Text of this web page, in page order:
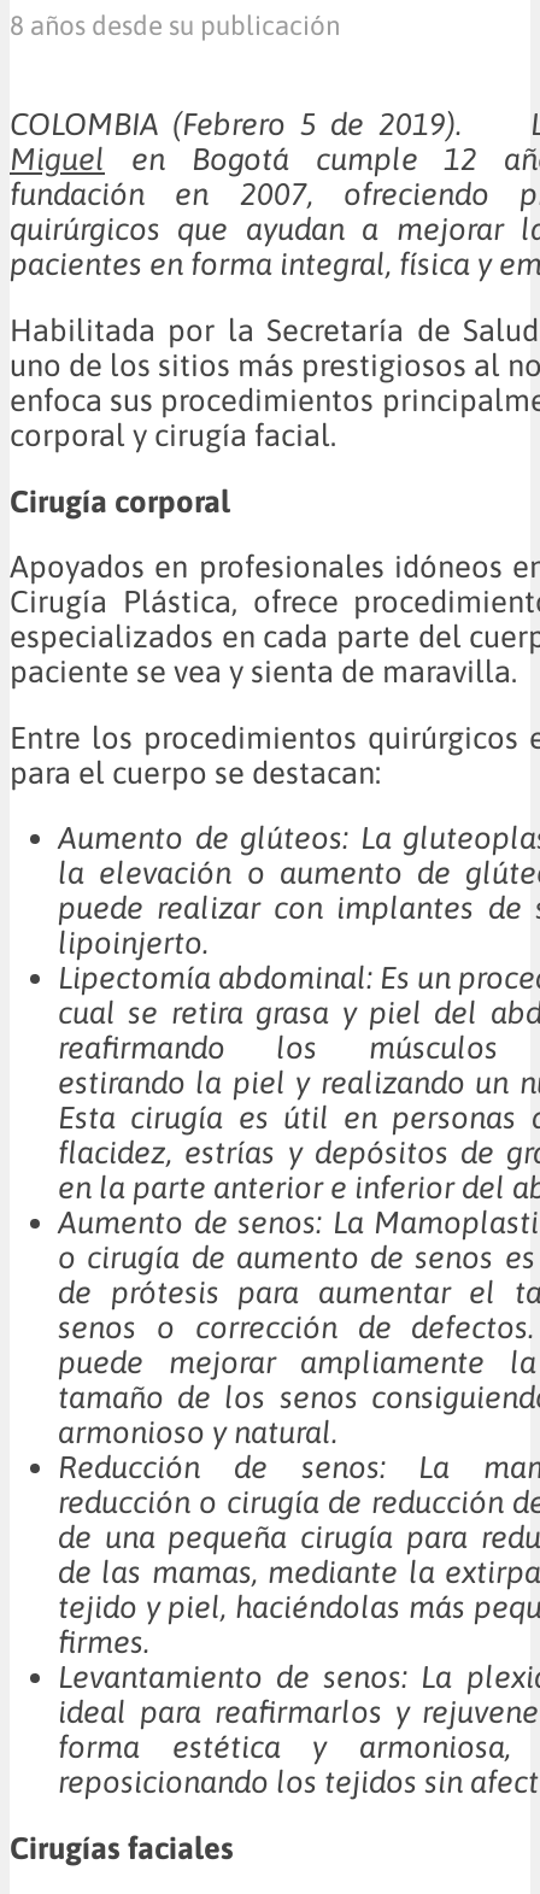
8 años desde su publicación
COLOMBIA (Febrero 5 de 2019).
Miguel en Bogotá cumple 12
fundación en 2007, ofreciendo
quirúrgicos que ayudan a mejorar
pacientes en forma integral, física y
Habilitada por la Secretaría de
uno de los sitios más prestigiosos al
enfoca sus procedimientos
corporal y cirugía facial.
Cirugía corporal
Apoyados en profesionales idóneos
Cirugía Plástica, ofrece
especializados en cada parte del
paciente se vea y sienta de maravilla.
Entre los procedimientos quirúrgicos
para el cuerpo se destacan:
Aumento de glúteos: La
la elevación o aumento de
puede realizar con implantes de
lipoinjerto.
Lipectomía abdominal: Es un
cual se retira grasa y piel del
reafirmando los músculos
estirando la piel y realizando un
Esta cirugía es útil en personas
flacidez, estrías y depósitos de
en la parte anterior e inferior del
Aumento de senos: La
o cirugía de aumento de senos
de prótesis para aumentar el
senos o corrección de
puede mejorar ampliamente
tamaño de los senos
armonioso y natural.
Reducción de senos: La
reducción o cirugía de reducción
de una pequeña cirugía para
de las mamas, mediante la
tejido y piel, haciéndolas más
firmes.
Levantamiento de senos: La
ideal para reafirmarlos y
forma estética y armoniosa,
reposicionando los tejidos sin
Cirugías faciales